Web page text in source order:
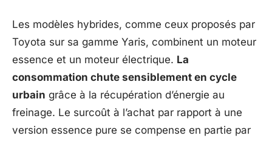
Les modèles hybrides, comme ceux proposés par
Toyota sur sa gamme Yaris, combinent un moteur
essence et un moteur électrique. La
consommation chute sensiblement en cycle
urbain grâce à la récupération d’énergie au
freinage. Le surcoût à l’achat par rapport à une
version essence pure se compense en partie par